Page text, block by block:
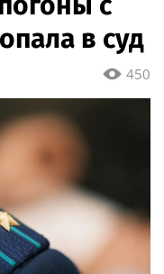
в суд
450